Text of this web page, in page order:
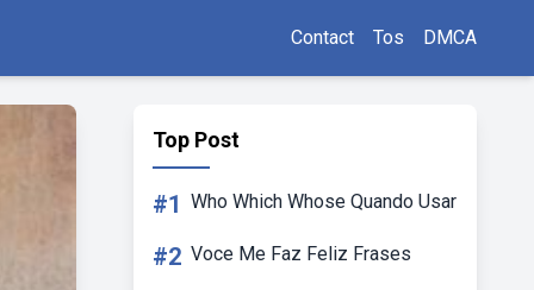
Contact Tos DMCA
Top Post
#1 Who Which Whose Quando Usar
#2 Voce Me Faz Feliz Frases